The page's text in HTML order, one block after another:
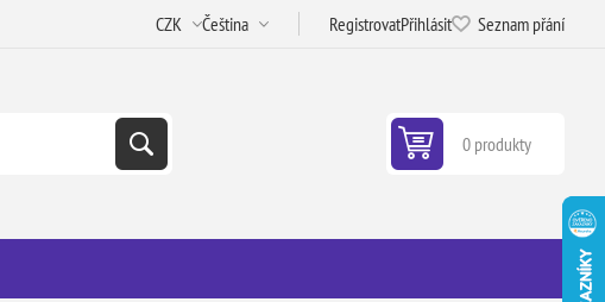
RegistrovatPřihlásit Seznam přání
0 produkty